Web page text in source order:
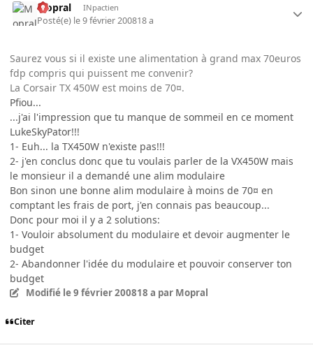
Mopral INpactien
Posté(e) le 9 février 200818 a
Saurez vous si il existe une alimentation à grand max 70euros
fdp compris qui puissent me convenir?
La Corsair TX 450W est moins de 70¤.
Pfiou...
...j'ai l'impression que tu manque de sommeil en ce moment
LukeSkyPator!!!
1- Euh... la TX450W n'existe pas!!!
2- j'en conclus donc que tu voulais parler de la VX450W mais
le monsieur il a demandé une alim modulaire
Bon sinon une bonne alim modulaire à moins de 70¤ en
comptant les frais de port, j'en connais pas beaucoup...
Donc pour moi il y a 2 solutions:
1- Vouloir absolument du modulaire et devoir augmenter le
budget
2- Abandonner l'idée du modulaire et pouvoir conserver ton
budget
Modifié le 9 février 200818 a par Mopral
Citer